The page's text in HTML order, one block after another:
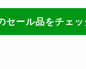
セール品をチェッ